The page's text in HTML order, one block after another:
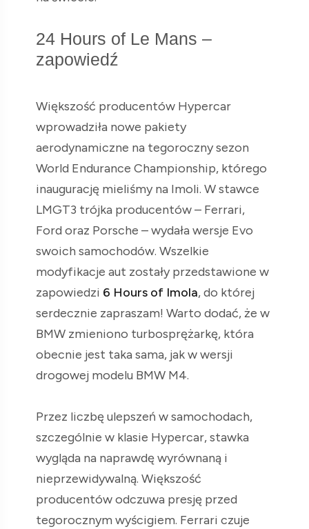
24 Hours of Le Mans –
zapowiedź
Większość producentów Hypercar
wprowadziła nowe pakiety
aerodynamiczne na tegoroczny sezon
World Endurance Championship, którego
inaugurację mieliśmy na Imoli. W stawce
LMGT3 trójka producentów – Ferrari,
Ford oraz Porsche – wydała wersje Evo
swoich samochodów. Wszelkie
modyfikacje aut zostały przedstawione w
zapowiedzi 6 Hours of Imola, do której
serdecznie zapraszam! Warto dodać, że w
BMW zmieniono turbosprężarkę, która
obecnie jest taka sama, jak w wersji
drogowej modelu BMW M4.
Przez liczbę ulepszeń w samochodach,
szczególnie w klasie Hypercar, stawka
wygląda na naprawdę wyrównaną i
nieprzewidywalną. Większość
producentów odczuwa presję przed
tegorocznym wyścigiem. Ferrari czuje